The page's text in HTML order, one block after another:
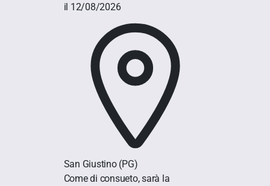
il 12/08/2026
San Giustino (PG)
Come di consueto, sarà la